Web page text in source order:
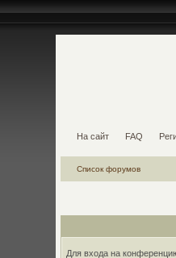
На сайт FAQ
Список форумов
Для входа на